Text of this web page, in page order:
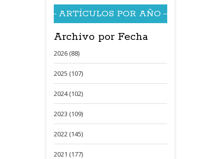
ARTÍCULOS POR AÑO
Archivo por Fecha
2026 (88)
2025 (107)
2024 (102)
2023 (109)
2022 (145)
2021 (177)